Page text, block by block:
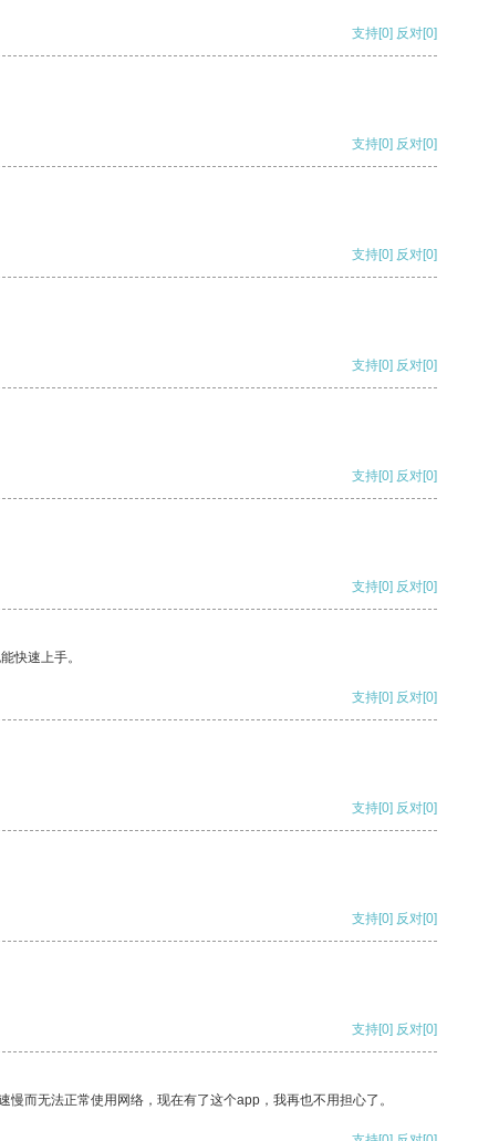
支持[0] 反对[0]
支持[0] 反对[0]
支持[0] 反对[0]
支持[0] 反对[0]
支持[0] 反对[0]
支持[0] 反对[0]
快速上手。
支持[0] 反对[0]
支持[0] 反对[0]
支持[0] 反对[0]
支持[0] 反对[0]
而无法正常使用网络，现在有了这个app，我再也不用担心了。